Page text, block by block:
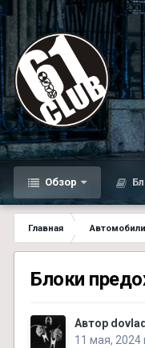
Обзор
Главная Автомобили
Блоки
Автор dovlad
11 мая, 2024